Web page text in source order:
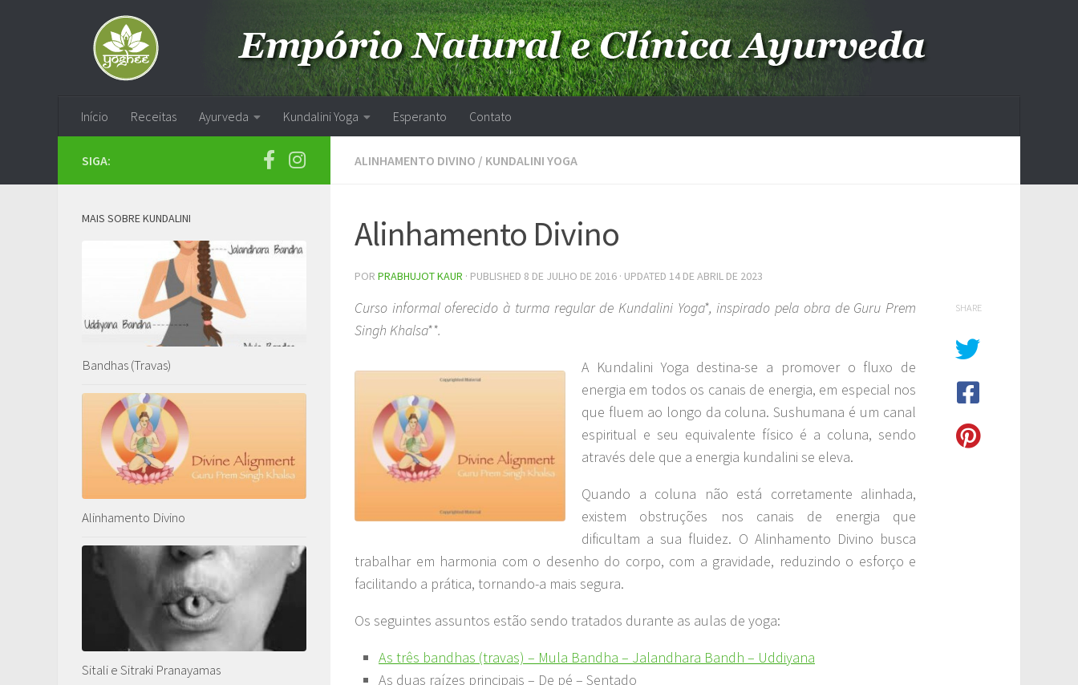
Skip to content
Início Receitas Ayurveda Kundalini Yoga Esperanto Contato
ALINHAMENTO DIVINO / KUNDALINI YOGA
Alinhamento Divino
POR PRABHUJOT KAUR · PUBLISHED 8 DE JULHO DE 2016 · UPDATED 14 DE ABRIL DE 2023
Curso informal oferecido à turma regular de Kundalini Yoga*, inspirado pela obra de Guru Prem
Singh Khalsa**.
A Kundalini Yoga destina-se a promover o fluxo de
energia em todos os canais de energia, em especial nos
que fluem ao longo da coluna. Sushumana é um canal
espiritual e seu equivalente físico é a coluna, sendo
através dele que a energia kundalini se eleva.
Quando a coluna não está corretamente alinhada,
existem obstruções nos canais de energia que
dificultam a sua fluidez. O Alinhamento Divino busca
trabalhar em harmonia com o desenho do corpo, com a gravidade, reduzindo o esforço e
facilitando a prática, tornando-a mais segura.
Os seguintes assuntos estão sendo tratados durante as aulas de yoga:
As três bandhas (travas) – Mula Bandha – Jalandhara Bandh – Uddiyana
As duas raízes principais – De pé – Sentado
SHARE
SIGA:
MAIS SOBRE KUNDALINI
Bandhas (Travas)
Alinhamento Divino
Sitali e Sitraki Pranayamas